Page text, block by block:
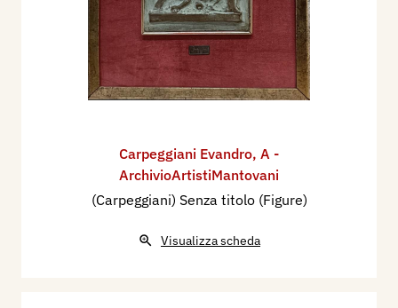
Carpeggiani Evandro, A -
ArchivioArtistiMantovani
(Carpeggiani) Senza titolo (Figure)
Visualizza scheda